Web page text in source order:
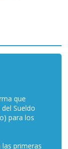
que
Sueldo
para los
primeras